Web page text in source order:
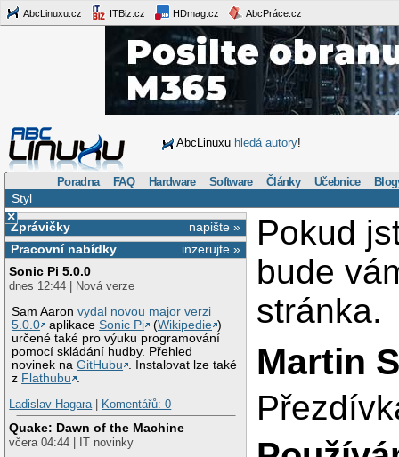
AbcLinuxu.cz ITBiz.cz HDmag.cz AbcPráce.cz
AbcLinuxu hledá autory!
Poradna FAQ Hardware Software Články Učebnice
Styl
×
napište »
Zprávičky
inzerujte »
Pracovní nabídky
Sonic Pi 5.0.0
dnes 12:44 | Nová verze
Sam Aaronvydal novou major verzi
5.0.0
aplikaceSonic Pi (Wikipedie )
určené také pro výuku programování
pomocí skládání hudby. Přehled
novinek naGitHubu
. Instalovat lze také
z Flathubu
Ladislav Hagara| Komentářů: 0
Quake: Dawn of the Machine
včera 04:44 | IT novinky
Pokud
bude
stránka.
Martin